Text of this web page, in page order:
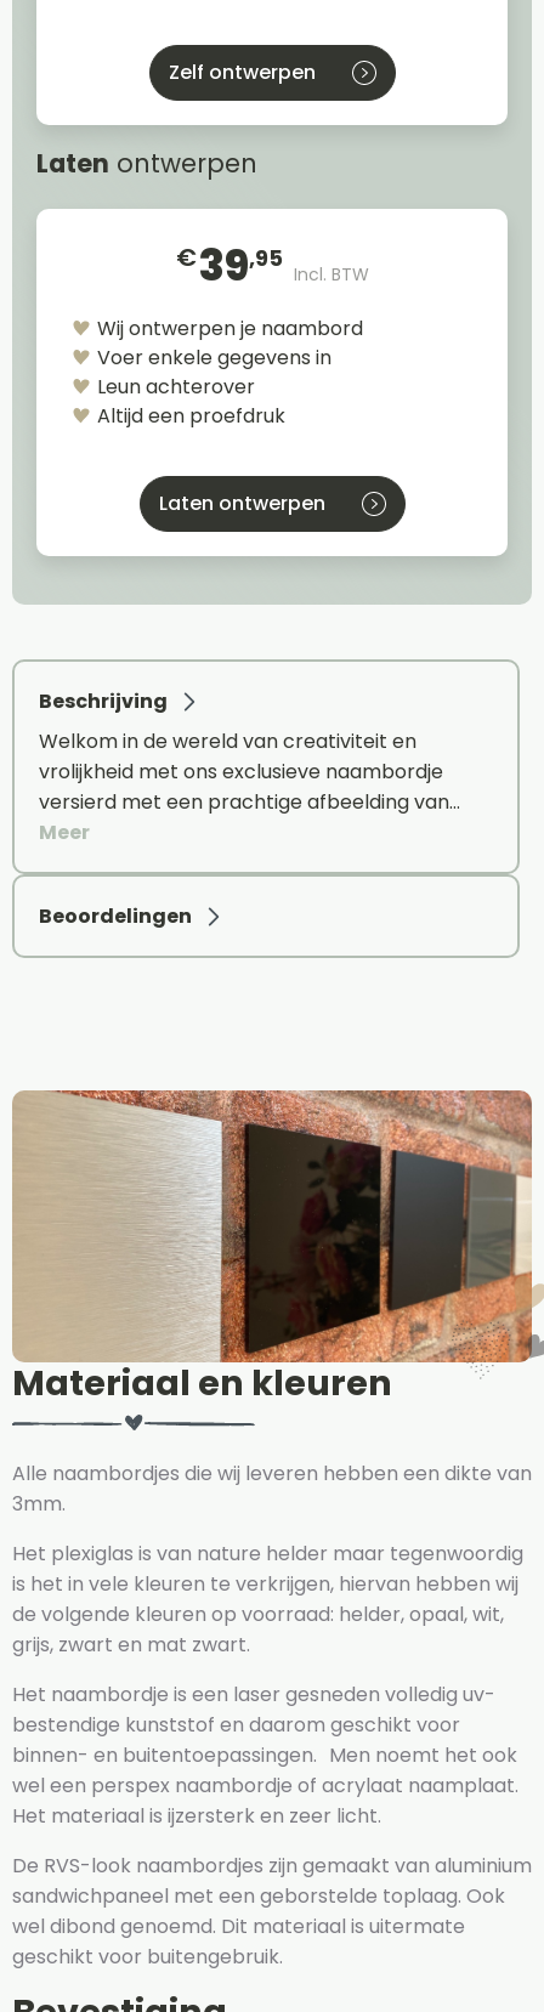
Zelf ontwerpen
Laten ontwerpen
€39,95
Incl. BTW
Wij ontwerpen je naambord
Voer enkele gegevens in
Leun achterover
Altijd een proefdruk
Laten ontwerpen
Beschrijving
Welkom in de wereld van creativiteit en
vrolijkheid met ons exclusieve naambordje
versierd met een prachtige afbeelding van…
Meer
Beoordelingen
Materiaal en kleuren
Alle naambordjes die wij leveren hebben een dikte van
3mm.
Het plexiglas is van nature helder maar tegenwoordig
is het in vele kleuren te verkrijgen, hiervan hebben wij
de volgende kleuren op voorraad: helder, opaal, wit,
grijs, zwart en mat zwart.
Het naambordje is een laser gesneden volledig uv-
bestendige kunststof en daarom geschikt voor
binnen- en buitentoepassingen. Men noemt het ook
wel een perspex naambordje of acrylaat naamplaat.
Het materiaal is ijzersterk en zeer licht.
De RVS-look naambordjes zijn gemaakt van aluminium
sandwichpaneel met een geborstelde toplaag. Ook
wel dibond genoemd. Dit materiaal is uitermate
geschikt voor buitengebruik.